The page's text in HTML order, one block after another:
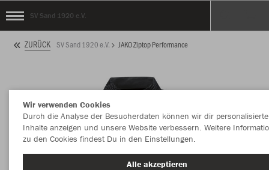
SV Sand 1920 e.V.
ZURÜCK SV Sand 1920 e.V. JAKO Ziptop Performance
Wir verwenden Cookies
Durch die Analyse der Besucherdaten können wir dir personalisierte
Inhalte anzeigen und unsere Website verbessern. Weitere
zu den Cookies findest Du in den Einstellungen.
Alle akzeptieren